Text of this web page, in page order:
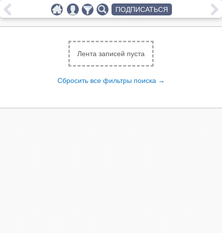
Лента записей пуста
Сбросить все фильтры поиска →
ПОДПИСАТЬСЯ